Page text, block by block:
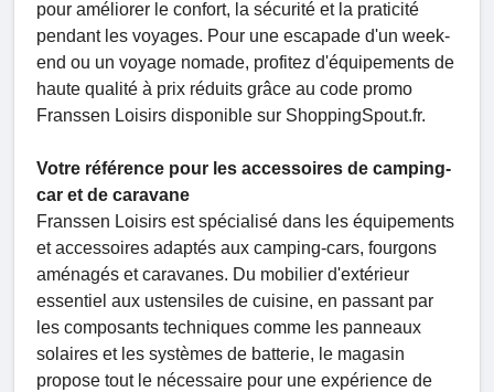
pour améliorer le confort, la sécurité et la praticité
pendant les voyages. Pour une escapade d'un week-
end ou un voyage nomade, profitez d'équipements de
haute qualité à prix réduits grâce au code promo
Franssen Loisirs disponible sur ShoppingSpout.fr.
Votre référence pour les accessoires de camping-
car et de caravane
Franssen Loisirs est spécialisé dans les équipements
et accessoires adaptés aux camping-cars, fourgons
aménagés et caravanes. Du mobilier d'extérieur
essentiel aux ustensiles de cuisine, en passant par
les composants techniques comme les panneaux
solaires et les systèmes de batterie, le magasin
propose tout le nécessaire pour une expérience de